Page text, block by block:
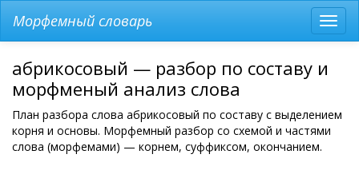
меню
Морфемный словарь
абрикосовый — разбор по составу и
морфменый анализ слова
План разбора слова абрикосовый по составу с выделением
корня и основы. Морфемный разбор со схемой и частями
слова (морфемами) — корнем, суффиксом, окончанием.